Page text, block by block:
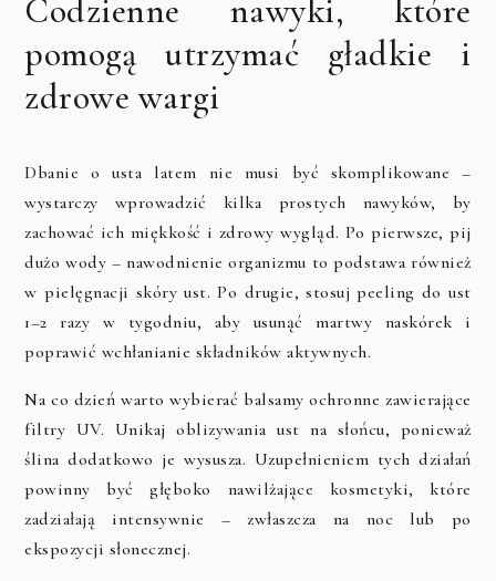
Codzienne nawyki, które
pomogą utrzymać gładkie i
zdrowe wargi
Dbanie o usta latem nie musi być skomplikowane –
wystarczy wprowadzić kilka prostych nawyków, by
zachować ich miękkość i zdrowy wygląd. Po pierwsze, pij
dużo wody – nawodnienie organizmu to podstawa również
w pielęgnacji skóry ust. Po drugie, stosuj peeling do ust
1–2 razy w tygodniu, aby usunąć martwy naskórek i
poprawić wchłanianie składników aktywnych.
Na co dzień warto wybierać balsamy ochronne zawierające
filtry UV. Unikaj oblizywania ust na słońcu, ponieważ
ślina dodatkowo je wysusza. Uzupełnieniem tych działań
powinny być głęboko nawilżające kosmetyki, które
zadziałają intensywnie – zwłaszcza na noc lub po
ekspozycji słonecznej.